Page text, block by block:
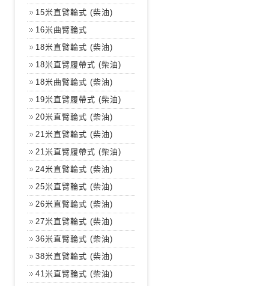
15米直臂輪式 (柴油)
16米曲臂輪式
18米直臂輪式 (柴油)
18米直臂履帶式 (柴油)
18米曲臂輪式 (柴油)
19米直臂履帶式 (柴油)
20米直臂輪式 (柴油)
21米直臂輪式 (柴油)
21米直臂履帶式 (柴油)
24米直臂輪式 (柴油)
25米直臂輪式 (柴油)
26米直臂輪式 (柴油)
27米直臂輪式 (柴油)
36米直臂輪式 (柴油)
38米直臂輪式 (柴油)
41米直臂輪式 (柴油)